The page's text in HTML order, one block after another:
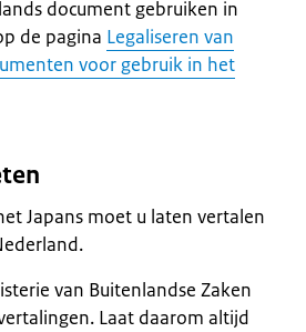
document gebruiken in
de pagina Legaliseren van
voor gebruik in het
Japans moet u laten vertalen
van Buitenlandse Zaken
Laat daarom altijd